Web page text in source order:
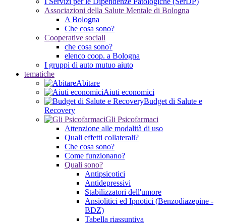
Associazioni della Salute Mentale di Bologna
A Bologna
Che cosa sono?
Cooperative sociali
che cosa sono?
elenco coop. a Bologna
I gruppi di auto mutuo aiuto
tematiche
Abitare
Aiuti economici
Budget di Salute e
Recovery
Gli Psicofarmaci
Attenzione alle modalità di uso
Quali effetti collaterali?
Che cosa sono?
Come funzionano?
Quali sono?
Antipsicotici
Antidepressivi
Stabilizzatori dell'umore
Ansiolitici ed Ipnotici (Benzodiazepine -
BDZ)
Tabella riassuntiva